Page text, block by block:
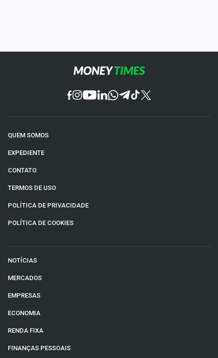
QUEM SOMOS
EXPEDIENTE
CONTATO
TERMOS DE USO
POLÍTICA DE PRIVACIDADE
POLÍTICA DE COOKIES
NOTÍCIAS
MERCADOS
EMPRESAS
ECONOMIA
RENDA FIXA
FINANÇAS PESSOAIS